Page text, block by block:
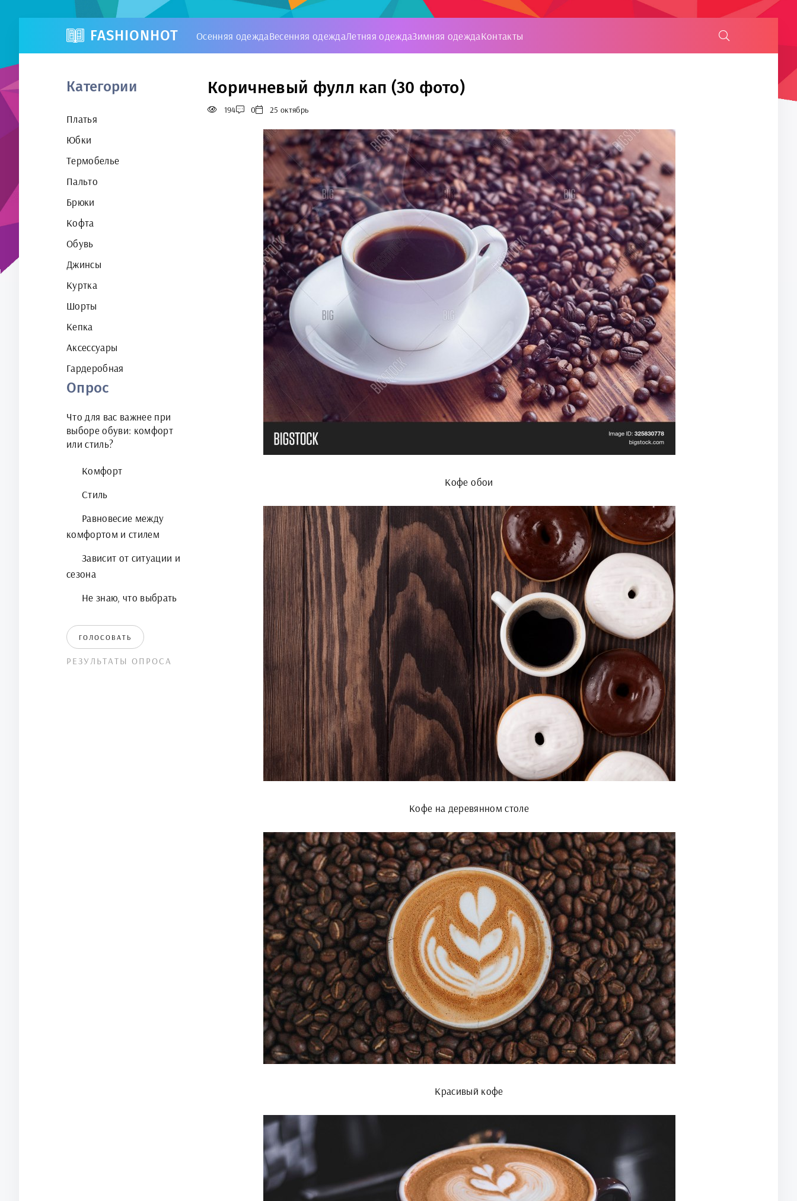
FASHIONHOT Осенняя одеждаВесенняя одеждаЛетняя одеждаЗимняя одеждаКонтакты
Категории
Платья
Юбки
Термобелье
Пальто
Брюки
Кофта
Обувь
Джинсы
Куртка
Шорты
Кепка
Аксессуары
Гардеробная
Опрос
Что для вас важнее при
выборе обуви: комфорт
или стиль?
Комфорт
Стиль
Равновесие между
комфортом и стилем
Зависит от ситуации и
сезона
Не знаю, что выбрать
ГОЛОСОВАТЬ
РЕЗУЛЬТАТЫ ОПРОСА
Коричневый фулл кап (30 фото)
194 0 25 октябрь
Кофе обои
Кофе на деревянном столе
Красивый кофе